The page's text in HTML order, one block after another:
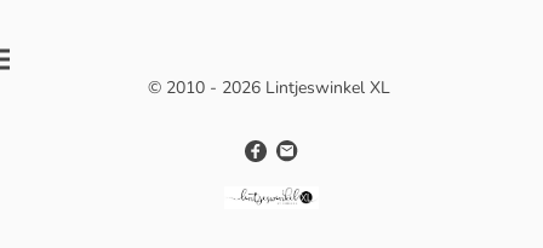
© 2010 - 2026 Lintjeswinkel XL